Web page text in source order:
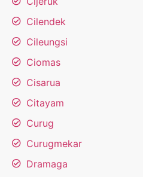
Cilendek
Cileungsi
Ciomas
Cisarua
Citayam
Curug
Curugmekar
Dramaga